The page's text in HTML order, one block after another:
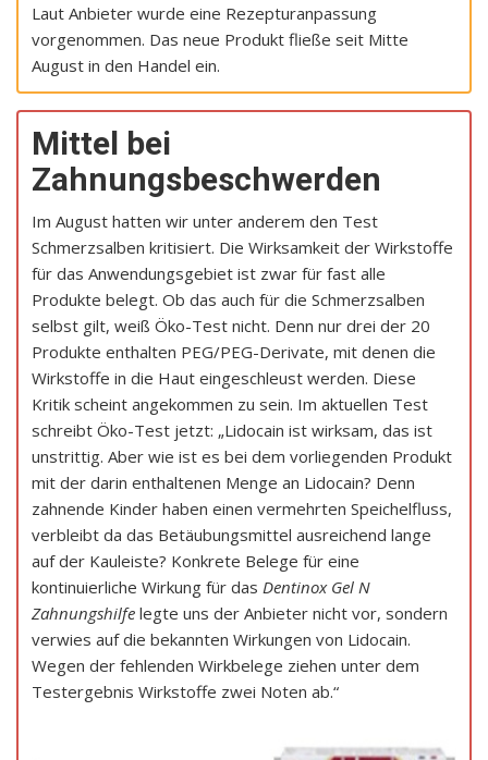
Laut Anbieter wurde eine Rezepturanpassung
vorgenommen. Das neue Produkt fließe seit Mitte
August in den Handel ein.
Mittel bei
Zahnungsbeschwerden
Im August hatten wir unter anderem den Test
Schmerzsalben kritisiert. Die Wirksamkeit der Wirkstoffe
für das Anwendungsgebiet ist zwar für fast alle
Produkte belegt. Ob das auch für die Schmerzsalben
selbst gilt, weiß Öko-Test nicht. Denn nur drei der 20
Produkte enthalten PEG/PEG-Derivate, mit denen die
Wirkstoffe in die Haut eingeschleust werden. Diese
Kritik scheint angekommen zu sein. Im aktuellen Test
schreibt Öko-Test jetzt: „Lidocain ist wirksam, das ist
unstrittig. Aber wie ist es bei dem vorliegenden Produkt
mit der darin enthaltenen Menge an Lidocain? Denn
zahnende Kinder haben einen vermehrten Speichelfluss,
verbleibt da das Betäubungsmittel ausreichend lange
auf der Kauleiste? Konkrete Belege für eine
kontinuierliche Wirkung für das Dentinox Gel N
Zahnungshilfe legte uns der Anbieter nicht vor, sondern
verwies auf die bekannten Wirkungen von Lidocain.
Wegen der fehlenden Wirkbelege ziehen unter dem
Testergebnis Wirkstoffe zwei Noten ab.“